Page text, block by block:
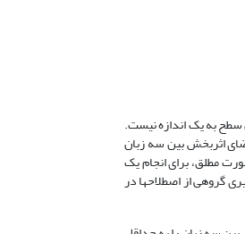
سطح به یک اندازه نیست.
اثربخش بین سه زبان
مطلق، برای انجام یک
گروهی از اصطلاحها در